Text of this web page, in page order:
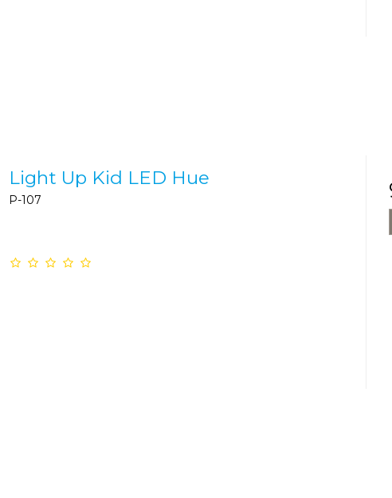
Light Up Kid LED Hue
P-107